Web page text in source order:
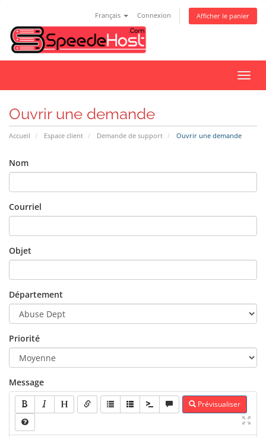
Français Connexion Afficher le panier
la
Ouvrir une demande
Accueil Espace client Demande de support Ouvrir une demande
Nom
Courriel
Objet
Département
Priorité
Message
Prévisualiser